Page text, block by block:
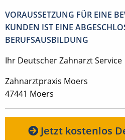
VORAUSSETZUNG FÜR EINE
KUNDEN IST EINE
BERUFSAUSBILDUNG
Ihr Deutscher Zahnarzt Service
Zahnarztpraxis Moers
47441 Moers
Jetzt kostenlos